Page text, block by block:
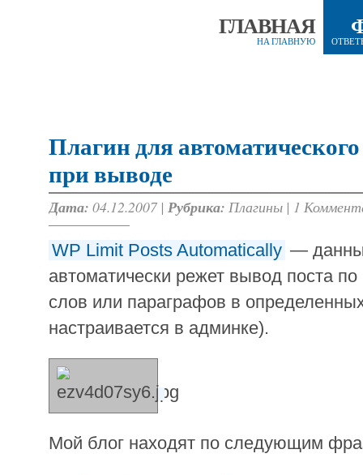
ГЛАВНАЯ
НА ГЛАВНУЮ
Плагин для
при выводе
Дата: 04.12.2007 | Рубрика: Плагины | 1
WP Limit Posts Automatically —
автоматически режет вывод поста
слов или параграфов в
настраивается в админке).
Мой блог находят по следующим